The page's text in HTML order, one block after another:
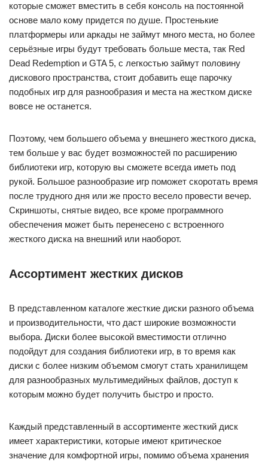
которые сможет вместить в себя консоль на постоянной
основе мало кому придется по душе. Простенькие
платформеры или аркады не займут много места, но более
серьёзные игры будут требовать больше места, так Red
Dead Redemption и GTA 5, с легкостью займут половину
дискового пространства, стоит добавить еще парочку
подобных игр для разнообразия и места на жестком диске
вовсе не останется.
Поэтому, чем большего объема у внешнего жесткого диска,
тем больше у вас будет возможностей по расширению
библиотеки игр, которую вы сможете всегда иметь под
рукой. Большое разнообразие игр поможет скоротать время
после трудного дня или же просто весело провести вечер.
Скриншоты, снятые видео, все кроме программного
обеспечения может быть перенесено с встроенного
жесткого диска на внешний или наоборот.
Ассортимент жестких дисков
В представленном каталоге жесткие диски разного объема
и производительности, что даст широкие возможности
выбора. Диски более высокой вместимости отлично
подойдут для создания библиотеки игр, в то время как
диски с более низким объемом смогут стать хранилищем
для разнообразных мультимедийных файлов, доступ к
которым можно будет получить быстро и просто.
Каждый представленный в ассортименте жесткий диск
имеет характеристики, которые имеют критическое
значение для комфортной игры, помимо объема хранения